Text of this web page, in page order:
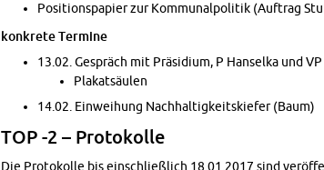
Po­si­ti­ons­pa­pier zur Kom­mu­nal­po­li­tik (Auf­trag
kon­kre­te Ter­mi­ne
13.02. Ge­spräch mit Prä­si­di­um, P Han­sel­ka und
Pla­kat­säu­len
14.02. Ein­wei­hung Nach­hal­tig­keits­kie­fer (Baum)
TOP -2 – Pro­to­kol­le
Die Pro­to­kol­le bis ein­schließ­lich 18.01.2017 sind